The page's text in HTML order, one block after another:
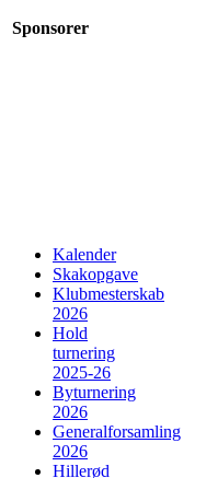
Sponsorer
Kalender
Skakopgave
Klubmesterskab
2026
Hold
turnering
2025-26
Byturnering
2026
Generalforsamling
2026
Hillerød